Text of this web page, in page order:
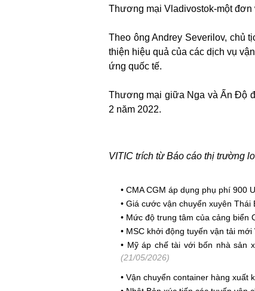
Thương mại Vladivostok-một
Theo ông Andrey Severilov, chủ
thiện hiệu quả của các dịch vụ
ứng quốc tế.
Thương mại giữa Nga và Ấn Độ
2 năm 2022.
VITIC trích từ Báo cáo thị trường
• CMA CGM áp dụng phụ phí 900
• Giá cước vận chuyển xuyên Thái
• Mức độ trung tâm của cảng biển
• MSC khởi động tuyến vận tải
• Mỹ áp chế tài với bốn nhà sản
(21/05/2026)
• Vận chuyển container hàng xuất